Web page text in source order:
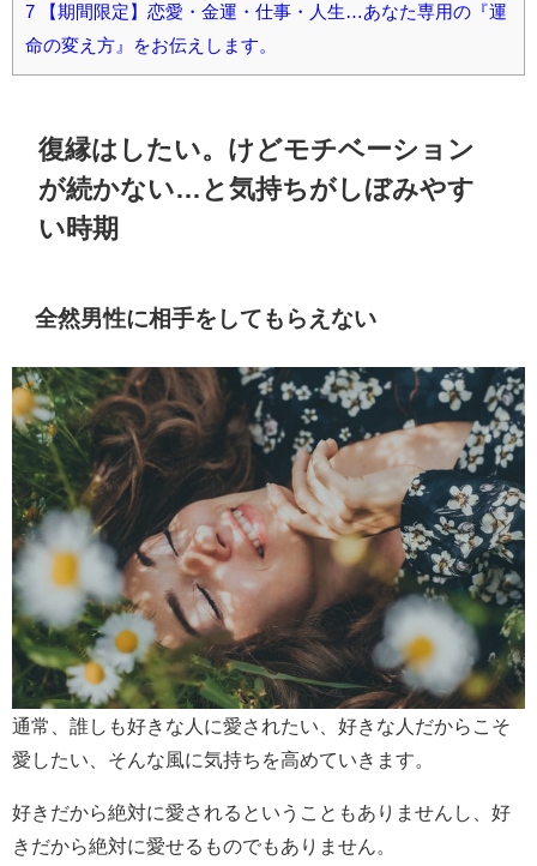
7 【期間限定】恋愛・金運・仕事・人生…あなた専用の『運
命の変え方』をお伝えします。
復縁はしたい。けどモチベーション
が続かない…と気持ちがしぼみやす
い時期
全然男性に相手をしてもらえない
通常、誰しも好きな人に愛されたい、好きな人だからこそ
愛したい、そんな風に気持ちを高めていきます。
好きだから絶対に愛されるということもありませんし、好
きだから絶対に愛せるものでもありません。